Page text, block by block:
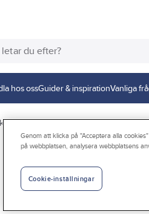
hos ossGuider & inspirationVanliga
Slang- och
Genom att klicka på "Acceptera alla
på webbplatsen, analysera webbplatsens
Cookie-inställningar